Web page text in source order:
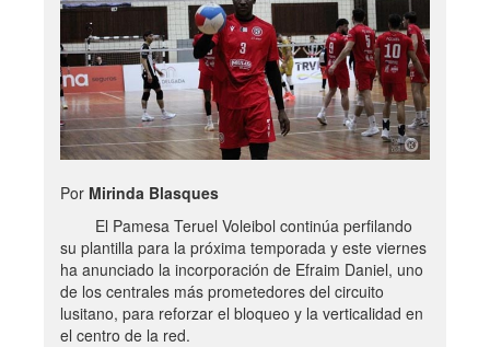
Por Mirinda Blasques
El Pamesa Teruel Voleibol continúa perfilando
su plantilla para la próxima temporada y este viernes
ha anunciado la incorporación de Efraim Daniel, uno
de los centrales más prometedores del circuito
lusitano, para reforzar el bloqueo y la verticalidad en
el centro de la red.